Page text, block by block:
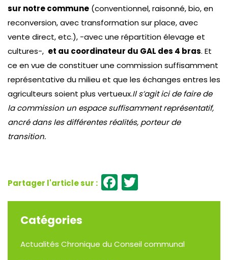
sur notre commune (conventionnel, raisonné, bio, en
reconversion, avec transformation sur place, avec
vente direct, etc.), -avec une répartition élevage et
cultures-, et au coordinateur du GAL des 4 bras. Et
ce en vue de constituer une commission suffisamment
représentative du milieu et que les échanges entres les
agriculteurs soient plus vertueux.Il s’agit ici de faire de
la commission un espace suffisamment représentatif,
ancré dans les différentes réalités, porteur de
transition.
Facebook
Catégories
Actualités Chronique du Conseil communal